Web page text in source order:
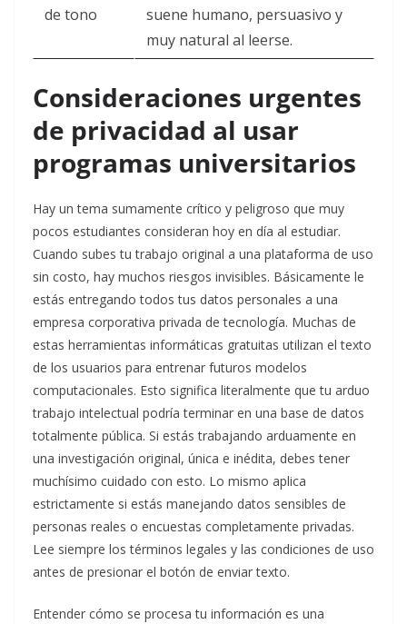
de tono
suene humano, persuasivo y
muy natural al leerse.
Consideraciones urgentes
de privacidad al usar
programas universitarios
Hay un tema sumamente crítico y peligroso que muy
pocos estudiantes consideran hoy en día al estudiar.
Cuando subes tu trabajo original a una plataforma de uso
sin costo, hay muchos riesgos invisibles. Básicamente le
estás entregando todos tus datos personales a una
empresa corporativa privada de tecnología. Muchas de
estas herramientas informáticas gratuitas utilizan el texto
de los usuarios para entrenar futuros modelos
computacionales. Esto significa literalmente que tu arduo
trabajo intelectual podría terminar en una base de datos
totalmente pública. Si estás trabajando arduamente en
una investigación original, única e inédita, debes tener
muchísimo cuidado con esto. Lo mismo aplica
estrictamente si estás manejando datos sensibles de
personas reales o encuestas completamente privadas.
Lee siempre los términos legales y las condiciones de uso
antes de presionar el botón de enviar texto.
Entender cómo se procesa tu información es una